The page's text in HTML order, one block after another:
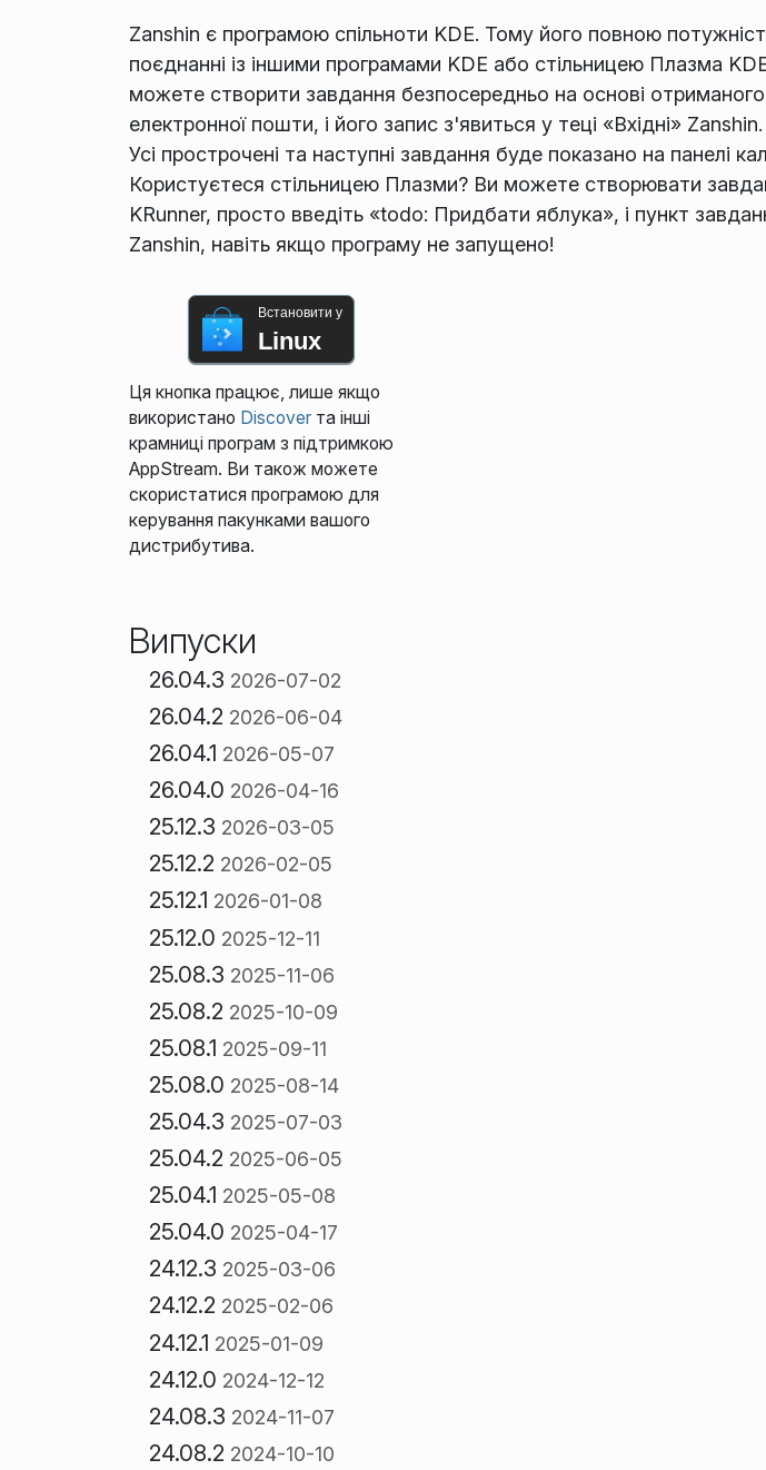
Zanshin є програмою спільноти KDE. Тому його повною
поєднанні із іншими програмами KDE або стільницею Плазма
можете створити завдання безпосередньо на основі
електронної пошти, і його запис з'явиться у теці «Вхідні»
Усі прострочені та наступні завдання буде показано на панелі
Користуєтеся стільницею Плазми? Ви можете створювати
KRunner, просто введіть «todo: Придбати яблука», і пункт
Zanshin, навіть якщо програму не запущено!
Встановити у
Linux
Ця кнопка працює, лише якщо
використано Discoverта інші
крамниці програм з підтримкою
AppStream. Ви також можете
скористатися програмою для
керування пакунками вашого
дистрибутива.
Випуски
26.04.3 2026-07-02
26.04.2 2026-06-04
26.04.1 2026-05-07
26.04.0 2026-04-16
25.12.3 2026-03-05
25.12.2 2026-02-05
25.12.1 2026-01-08
25.12.0 2025-12-11
25.08.3 2025-11-06
25.08.2 2025-10-09
25.08.1 2025-09-11
25.08.0 2025-08-14
25.04.3 2025-07-03
25.04.2 2025-06-05
25.04.1 2025-05-08
25.04.0 2025-04-17
24.12.3 2025-03-06
24.12.2 2025-02-06
24.12.1 2025-01-09
24.12.0 2024-12-12
24.08.3 2024-11-07
24.08.2 2024-10-10